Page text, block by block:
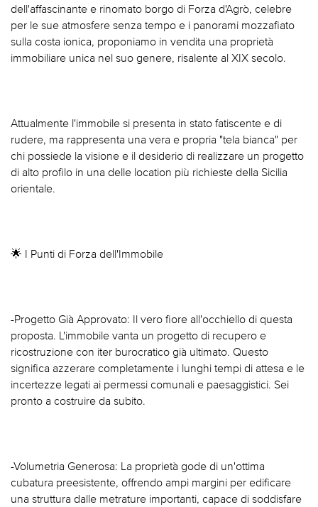
dell'affascinante e rinomato borgo di Forza d'Agrò, celebre
per le sue atmosfere senza tempo e i panorami mozzafiato
sulla costa ionica, proponiamo in vendita una proprietà
immobiliare unica nel suo genere, risalente al XIX secolo.
Attualmente l'immobile si presenta in stato fatiscente e di
rudere, ma rappresenta una vera e propria "tela bianca" per
chi possiede la visione e il desiderio di realizzare un progetto
di alto profilo in una delle location più richieste della Sicilia
orientale.
🌟 I Punti di Forza dell'Immobile
-Progetto Già Approvato: Il vero fiore all'occhiello di questa
proposta. L'immobile vanta un progetto di recupero e
ricostruzione con iter burocratico già ultimato. Questo
significa azzerare completamente i lunghi tempi di attesa e le
incertezze legati ai permessi comunali e paesaggistici. Sei
pronto a costruire da subito.
-Volumetria Generosa: La proprietà gode di un'ottima
cubatura preesistente, offrendo ampi margini per edificare
una struttura dalle metrature importanti, capace di soddisfare